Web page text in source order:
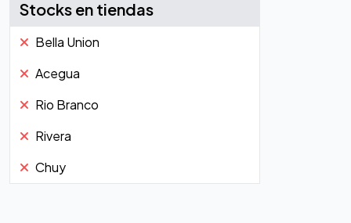
Stocks en tiendas
Bella Union
Acegua
Rio Branco
Rivera
Chuy